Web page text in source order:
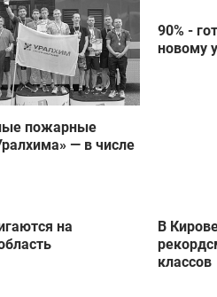
пожарные
— в числе
90% -
новому
на
В
классов